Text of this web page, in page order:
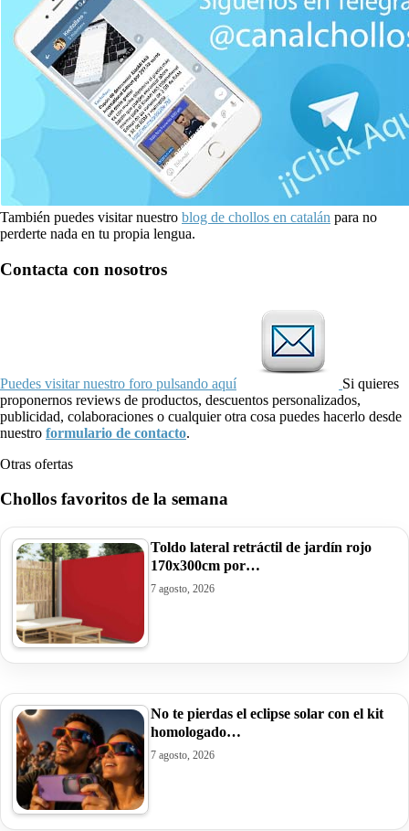
También puedes visitar nuestro blog de chollos en catalán para no
perderte nada en tu propia lengua.
Contacta con nosotros
Puedes visitar nuestro foro pulsando aquí
Si quieres
proponernos reviews de productos, descuentos personalizados,
publicidad, colaboraciones o cualquier otra cosa puedes hacerlo desde
nuestro formulario de contacto.
Otras ofertas
Chollos favoritos de la semana
Toldo lateral retráctil de jardín rojo
170x300cm por…
7 agosto, 2026
No te pierdas el eclipse solar con el kit
homologado…
7 agosto, 2026